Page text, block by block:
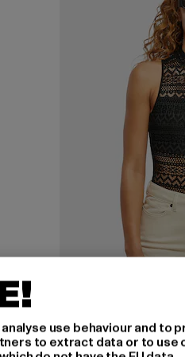
URBAN
Crochet Jersey
use behaviour and to
to extract data or to use